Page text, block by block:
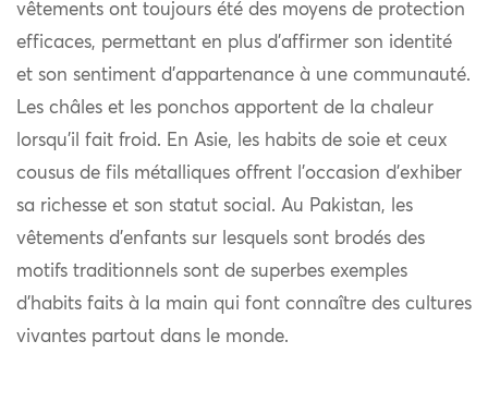
vêtements ont toujours été des moyens de protection
efficaces, permettant en plus d’affirmer son identité
et son sentiment d’appartenance à une communauté.
Les châles et les ponchos apportent de la chaleur
lorsqu’il fait froid. En Asie, les habits de soie et ceux
cousus de fils métalliques offrent l’occasion d’exhiber
sa richesse et son statut social. Au Pakistan, les
vêtements d’enfants sur lesquels sont brodés des
motifs traditionnels sont de superbes exemples
d’habits faits à la main qui font connaître des cultures
vivantes partout dans le monde.